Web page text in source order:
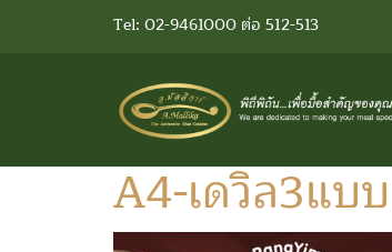
Tel: 02-9461000 ต่อ 512-513
A4-เดวิล3แบบ